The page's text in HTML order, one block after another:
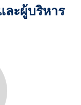
ละผู้บริหาร